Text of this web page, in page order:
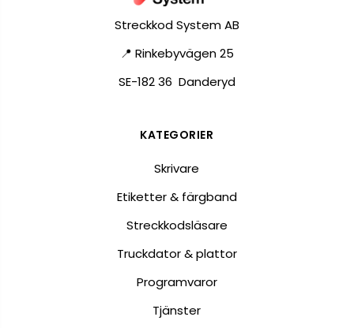
Streckkod System AB
📍 Rinkebyvägen 25
SE-182 36 Danderyd
KATEGORIER
Skrivare
Etiketter & färgband
Streckkodsläsare
Truckdator & plattor
Programvaror
Tjänster